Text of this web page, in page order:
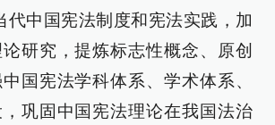
代中国宪法制度和宪法实践，加
研究，提炼标志性概念、原创
国宪法学科体系、学术体系、
巩固中国宪法理论在我国法治